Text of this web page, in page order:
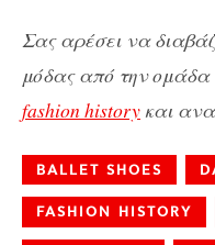
Σας αρέσει να
μόδας από την ομάδα
fashion historyκαι
BALLET SHOES
FASHION HISTORY